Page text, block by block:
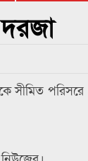
সীমিত পরিসরে